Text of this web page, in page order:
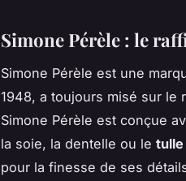
Simone Pérèle : le
Simone Pérèle est une
1948, a toujours misé sur le
Simone Pérèle est conçue
la soie, la dentelle ou le
pour la finesse de ses